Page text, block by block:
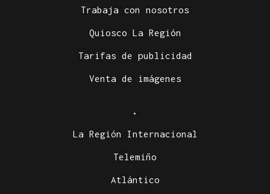
Trabaja con nosotros
Quiosco La Región
Tarifas de publicidad
Venta de imágenes
.
La Región Internacional
Telemiño
Atlántico